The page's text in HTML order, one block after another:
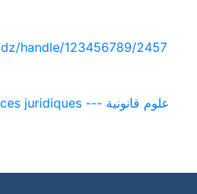
handle/123456789/2457
- [ VRPG-Doc-Sc] Sciences juridiques --- علوم قانونية